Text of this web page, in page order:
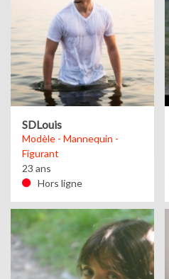
SDLouis
Modèle - Mannequin -
Figurant
23 ans
Hors ligne